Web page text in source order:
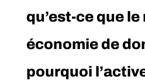
qu’est-ce que le
économie de
pourquoi